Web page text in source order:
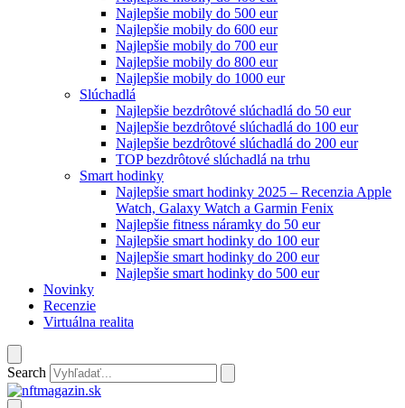
Najlepšie mobily do 500 eur
Najlepšie mobily do 600 eur
Najlepšie mobily do 700 eur
Najlepšie mobily do 800 eur
Najlepšie mobily do 1000 eur
Slúchadlá
Najlepšie bezdrôtové slúchadlá do 50 eur
Najlepšie bezdrôtové slúchadlá do 100 eur
Najlepšie bezdrôtové slúchadlá do 200 eur
TOP bezdrôtové slúchadlá na trhu
Smart hodinky
Najlepšie smart hodinky 2025 – Recenzia Apple
Watch, Galaxy Watch a Garmin Fenix
Najlepšie fitness náramky do 50 eur
Najlepšie smart hodinky do 100 eur
Najlepšie smart hodinky do 200 eur
Najlepšie smart hodinky do 500 eur
Novinky
Recenzie
Virtuálna realita
Search